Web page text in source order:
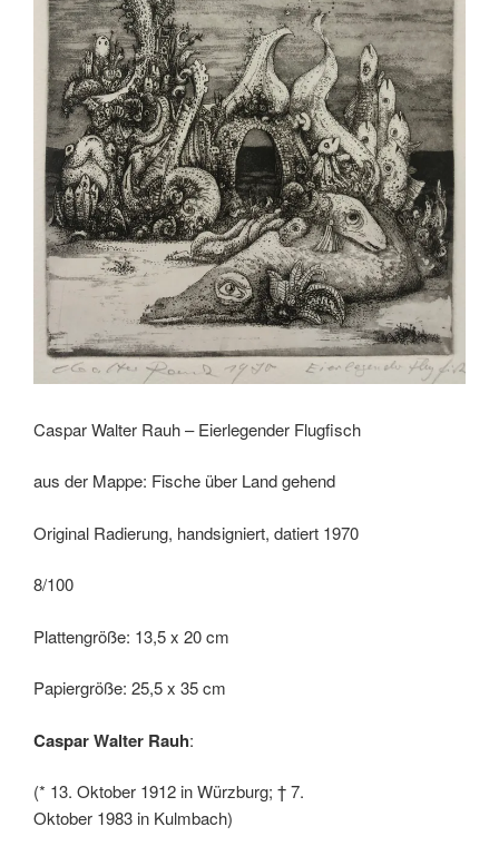
Caspar Walter Rauh – Eierlegender Flugfisch
aus der Mappe: Fische über Land gehend
Original Radierung, handsigniert, datiert 1970
8/100
Plattengröße: 13,5 x 20 cm
Papiergröße: 25,5 x 35 cm
Caspar Walter Rauh:
(* 13. Oktober 1912 in Würzburg; † 7.
Oktober 1983 in Kulmbach)